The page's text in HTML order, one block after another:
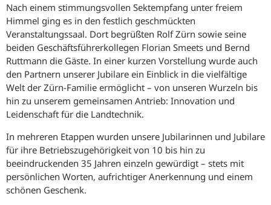
Nach einem stimmungsvollen Sektempfang unter freiem
Himmel ging es in den festlich geschmückten
Veranstaltungssaal. Dort begrüßten Rolf Zürn sowie seine
beiden Geschäftsführerkollegen Florian Smeets und Bernd
Ruttmann die Gäste. In einer kurzen Vorstellung wurde auch
den Partnern unserer Jubilare ein Einblick in die vielfältige
Welt der Zürn-Familie ermöglicht – von unseren Wurzeln bis
hin zu unserem gemeinsamen Antrieb: Innovation und
Leidenschaft für die Landtechnik.
In mehreren Etappen wurden unsere Jubilarinnen und Jubilare
für ihre Betriebszugehörigkeit von 10 bis hin zu
beeindruckenden 35 Jahren einzeln gewürdigt – stets mit
persönlichen Worten, aufrichtiger Anerkennung und einem
schönen Geschenk.